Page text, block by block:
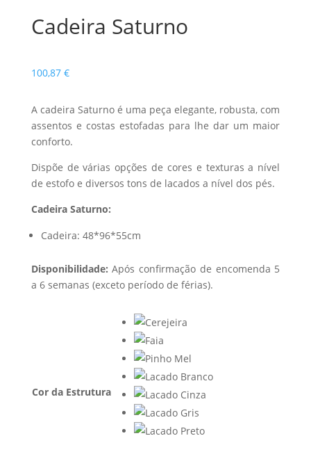
Cadeira Saturno
100,87 €
A cadeira Saturno é uma peça elegante, robusta, com
assentos e costas estofadas para lhe dar um maior
conforto.
Dispõe de várias opções de cores e texturas a nível
de estofo e diversos tons de lacados a nível dos pés.
Cadeira Saturno:
Cadeira: 48*96*55cm
Disponibilidade: Após confirmação de encomenda 5
a 6 semanas (exceto período de férias).
Cor da Estrutura